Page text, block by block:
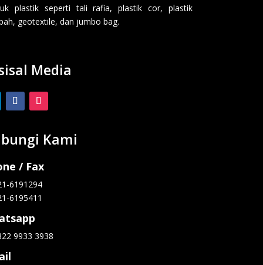
plastik seperti tali rafia, plastik cor, plastik
geotextile, dan jumbo bag.
Media
Kami
/ Fax
6191294
6195411
9933 3938